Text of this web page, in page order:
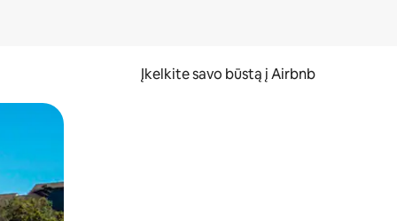
Įkelkite savo būstą į Airbnb